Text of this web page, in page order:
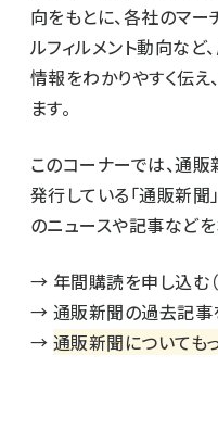
向をもとに、各社のマー
ルフィルメント動向など
情報をわかりやすく伝え
ます。
このコーナーでは、通
発行している「通販新聞
のニュースや記事などを
→ 年間購読を申し込む
→ 通販新聞の過去記事
→ 通販新聞についても